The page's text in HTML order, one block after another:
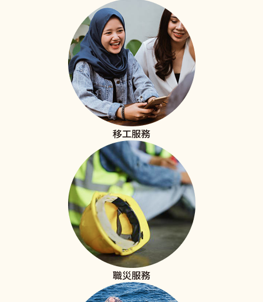
移工服務
職災服務